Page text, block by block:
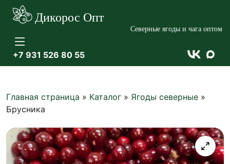
Дикорос Опт
Северные ягоды и чага оптом
+7 931 526 80 55  
Главная страница » Каталог » Ягоды северные »
Брусника